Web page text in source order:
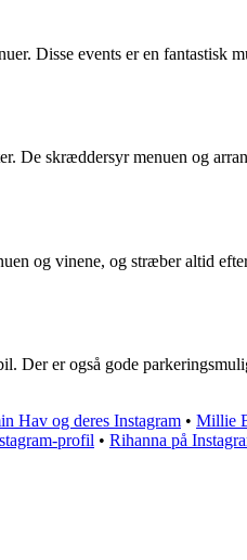
Disse events er en fantastisk
De skræddersyr menuen og
og vinene, og stræber altid
Der er også gode
Hav og deres Instagram • Millie
profil • Rihanna på